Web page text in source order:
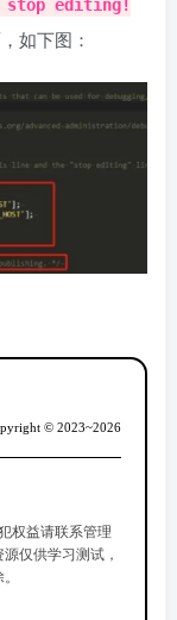
editing!
如下图：
© 2023~2026
权益请联系管理
仅供学习测试，